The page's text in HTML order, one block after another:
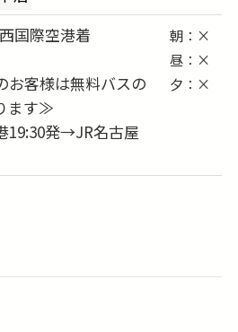
国際空港着
客様は無料バスの
ます≫
19:30発→JR名古屋
朝：×
昼：×
夕：×